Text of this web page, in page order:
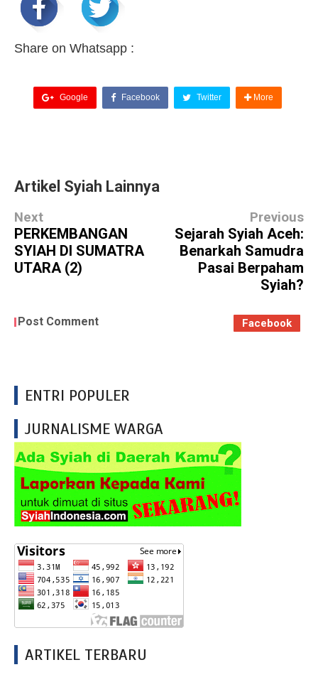
Share on Whatsapp :
Google Facebook Twitter More
Artikel Syiah Lainnya
Next
PERKEMBANGAN
SYIAH DI SUMATRA
UTARA (2)
Previous
Sejarah Syiah Aceh:
Benarkah Samudra
Pasai Berpaham
Syiah?
Post Comment Facebook
ENTRI POPULER
JURNALISME WARGA
ARTIKEL TERBARU